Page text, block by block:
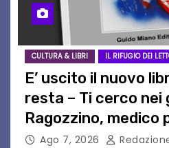
CULTURA & LIBRI IL RIFUGIO DEI
E’ uscito il nuovo
resta – Ti cerco nei
Ragozzino, medico
Capua
Ago 7, 2026